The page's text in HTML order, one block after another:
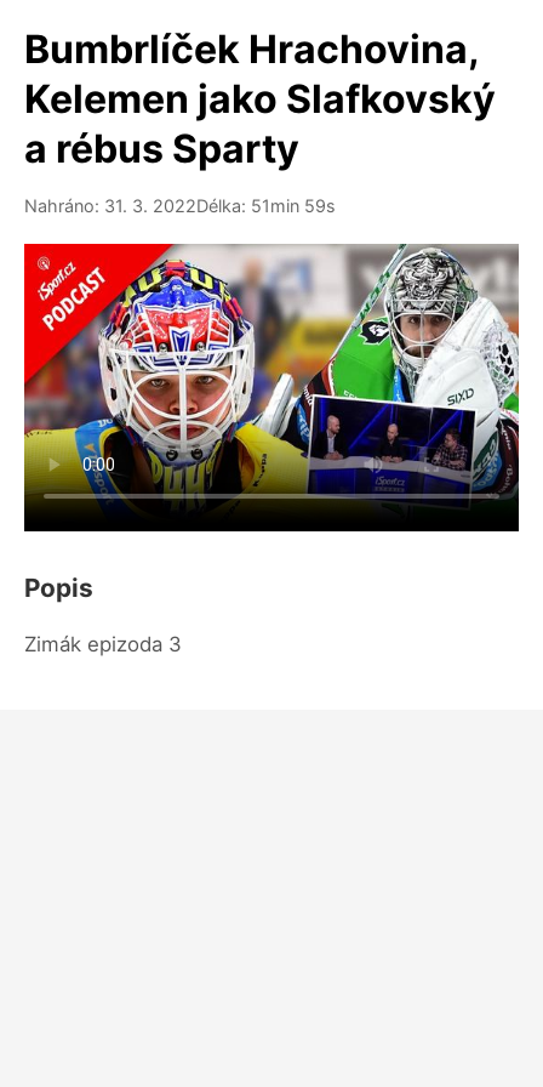
Bumbrlíček Hrachovina,
Kelemen jako Slafkovský
a rébus Sparty
Nahráno: 31. 3. 2022Délka: 51min 59s
Popis
Zimák epizoda 3